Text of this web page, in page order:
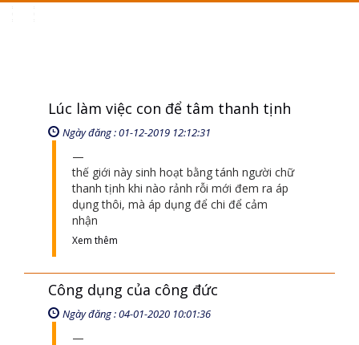
Lúc làm việc con để tâm thanh tịnh
Ngày đăng : 01-12-2019 12:12:31
thế giới này sinh hoạt bằng tánh người chữ
thanh tịnh khi nào rảnh rỗi mới đem ra áp
dụng thôi, mà áp dụng để chi để cảm
nhận
Xem thêm
Công dụng của công đức
Ngày đăng : 04-01-2020 10:01:36